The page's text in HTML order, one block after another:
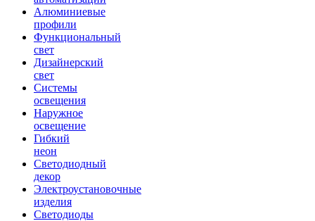
Алюминиевые
профили
Функциональный
свет
Дизайнерский
свет
Системы
освещения
Наружное
освещение
Гибкий
неон
Светодиодный
декор
Электроустановочные
изделия
Светодиоды